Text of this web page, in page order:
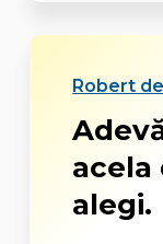
Robert
acela
alegi.